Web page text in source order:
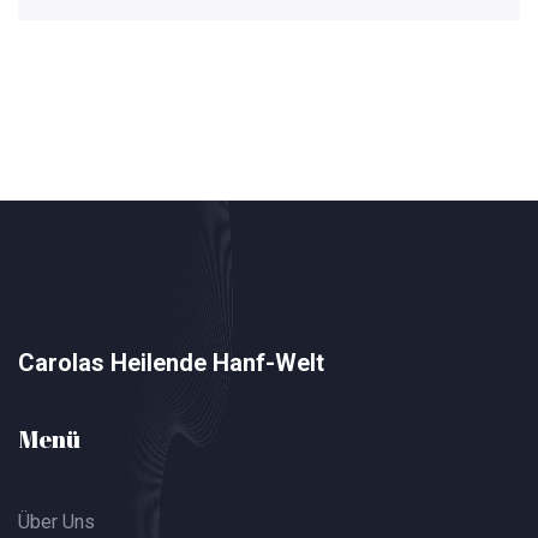
Carolas Heilende Hanf-Welt
Menü
Über Uns